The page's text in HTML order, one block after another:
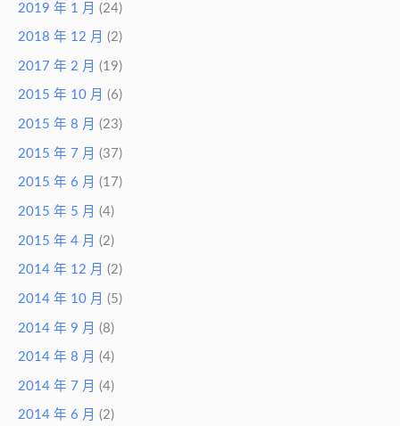
2019 年 1 月 (24)
2018 年 12 月 (2)
2017 年 2 月 (19)
2015 年 10 月 (6)
2015 年 8 月 (23)
2015 年 7 月 (37)
2015 年 6 月 (17)
2015 年 5 月 (4)
2015 年 4 月 (2)
2014 年 12 月 (2)
2014 年 10 月 (5)
2014 年 9 月 (8)
2014 年 8 月 (4)
2014 年 7 月 (4)
2014 年 6 月 (2)